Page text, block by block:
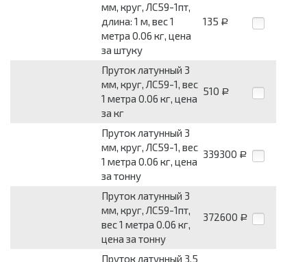
мм, круг, ЛС59-1пт,
длина: 1 м, вес 1
метра 0.06 кг, цена
за штуку
135 Р
Пруток латунный 3
мм, круг, ЛС59-1, вес
1 метра 0.06 кг, цена
за кг
510 Р
Пруток латунный 3
мм, круг, ЛС59-1, вес
1 метра 0.06 кг, цена
за тонну
339300 Р
Пруток латунный 3
мм, круг, ЛС59-1пт,
вес 1 метра 0.06 кг,
цена за тонну
372600 Р
Пруток латунный 3.5